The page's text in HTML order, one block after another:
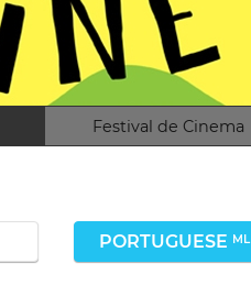
Festival de Cinema
PORTUGUESE ML